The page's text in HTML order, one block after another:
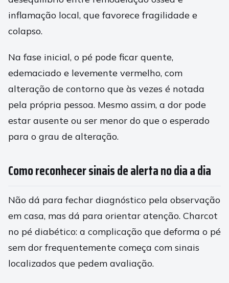
inflamação local, que favorece fragilidade e
colapso.
Na fase inicial, o pé pode ficar quente,
edemaciado e levemente vermelho, com
alteração de contorno que às vezes é notada
pela própria pessoa. Mesmo assim, a dor pode
estar ausente ou ser menor do que o esperado
para o grau de alteração.
Como reconhecer sinais de alerta no dia a dia
Não dá para fechar diagnóstico pela observação
em casa, mas dá para orientar atenção. Charcot
no pé diabético: a complicação que deforma o pé
sem dor frequentemente começa com sinais
localizados que pedem avaliação.